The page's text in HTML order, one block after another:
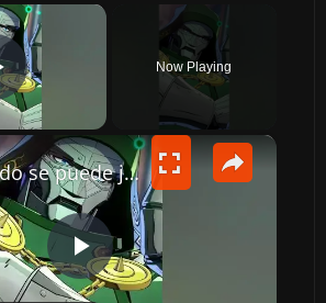
×
VIDEO
Now Playing
×
P
Cuándo se puede jugar a la beta abierta de MARVEL Tōkon Fighting Souls